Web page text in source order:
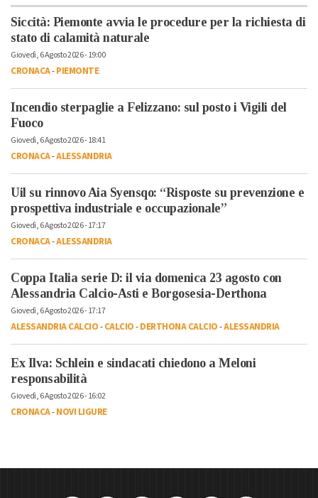
Siccità: Piemonte avvia le procedure per la richiesta di
stato di calamità naturale
Giovedì, 6 Agosto 2026 - 19:00
CRONACA-PIEMONTE
Incendio sterpaglie a Felizzano: sul posto i Vigili del
Fuoco
Giovedì, 6 Agosto 2026 - 18:41
CRONACA-ALESSANDRIA
Uil su rinnovo Aia Syensqo: “Risposte su prevenzione e
prospettiva industriale e occupazionale”
Giovedì, 6 Agosto 2026 - 17:17
CRONACA-ALESSANDRIA
Coppa Italia serie D: il via domenica 23 agosto con
Alessandria Calcio-Asti e Borgosesia-Derthona
Giovedì, 6 Agosto 2026 - 17:17
ALESSANDRIA CALCIO-CALCIO-DERTHONA CALCIO-ALESSANDRIA
Ex Ilva: Schlein e sindacati chiedono a Meloni
responsabilità
Giovedì, 6 Agosto 2026 - 16:02
CRONACA-NOVI LIGURE